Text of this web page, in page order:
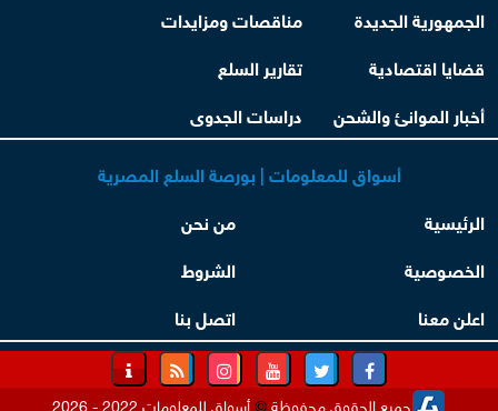
الجمهورية الجديدة
مناقصات ومزايدات
قضايا اقتصادية
تقارير السلع
أخبار الموانئ والشحن
دراسات الجدوى
أسواق للمعلومات | بورصة السلع المصرية
الرئيسية
من نحن
الخصوصية
الشروط
اعلن معنا
اتصل بنا
جميع الحقوق محفوظة©أسواق للمعلومات 2022 - 2026